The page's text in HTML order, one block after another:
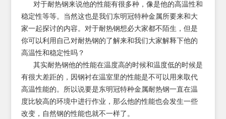
对于耐热钢来说他的性能有很多种，像是他的高温性和
稳定性等等。当然这也是我们东明冠特种金属所要来和大
家一起探讨的内容。对于耐热钢想必大家都不陌生，但是
你可以利用自己对耐热钢的了解来和我们大家解释下他的
高温性和稳定性吗？
其实耐热钢他的性能在温度高的时候和温度低的时候是
有很大差距的，因钢衬在温室里的性能是不可以用来取代
高温性能的。所以说要是东明冠特种金属耐热钢一直在温
度比较高的环境中进行作业，那么他的性能也会发生一些
改变，自然钢的性能也就不一样了。